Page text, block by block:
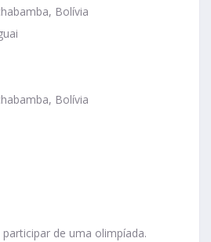
Bolívia
Bolívia
de uma olimpíada.